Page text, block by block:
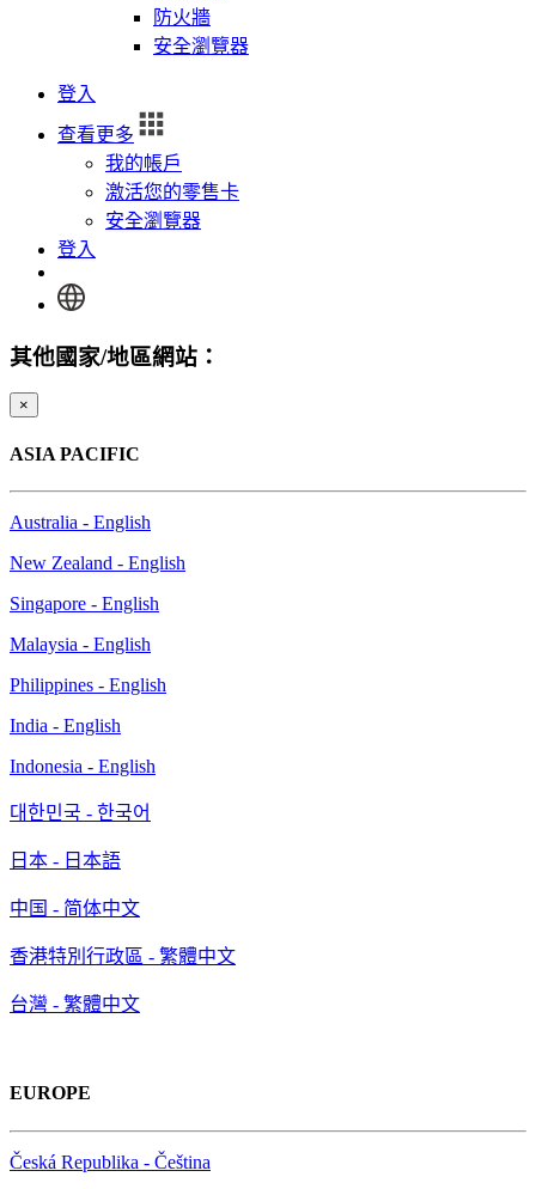
防火牆
安全瀏覽器
登入
查看更多
我的帳戶
激活您的零售卡
安全瀏覽器
登入
其他國家/地區網站：
×
ASIA PACIFIC
Australia - English
New Zealand - English
Singapore - English
Malaysia - English
Philippines - English
India - English
Indonesia - English
대한민국 - 한국어
日本 - 日本語
中国 - 简体中文
香港特別行政區 - 繁體中文
台灣 - 繁體中文
EUROPE
Česká Republika - Čeština